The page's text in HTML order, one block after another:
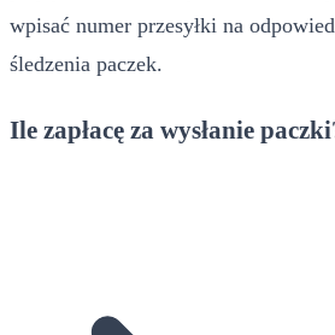
wpisać numer przesyłki na
śledzenia paczek.
Ile zapłacę za wysłanie